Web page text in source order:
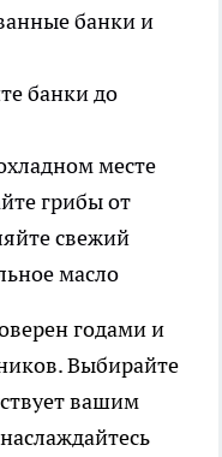
банки и
банки до
месте
грибы от
свежий
масло
годами и
Выбирайте
вашим